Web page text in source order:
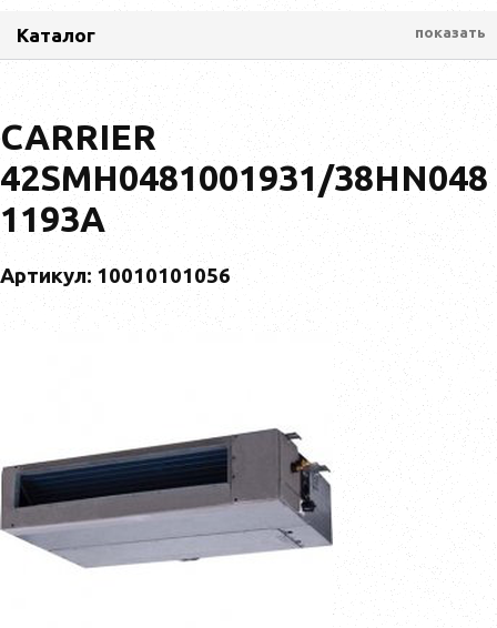
Каталог показать
CARRIER
42SMH0481001931/38HN048
1193A
Артикул: 10010101056